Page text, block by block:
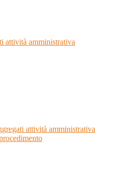
attività amministrativa
attività amministrativa